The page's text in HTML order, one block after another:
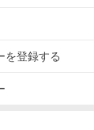
を登録する